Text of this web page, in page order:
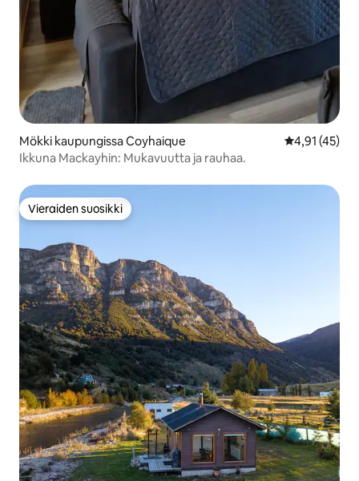
Mökki kaupungissa Coyhaique
4,91 (45)
Ikkuna Mackayhin: Mukavuutta ja rauhaa.
Vieraiden suosikki
Vieraiden suosikki